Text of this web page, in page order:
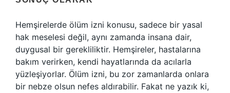
Hemşirelerde ölüm izni konusu, sadece bir yasal
hak meselesi değil, aynı zamanda insana dair,
duygusal bir gerekliliktir. Hemşireler, hastalarına
bakım verirken, kendi hayatlarında da acılarla
yüzleşiyorlar. Ölüm izni, bu zor zamanlarda onlara
bir nebze olsun nefes aldırabilir. Fakat ne yazık ki,